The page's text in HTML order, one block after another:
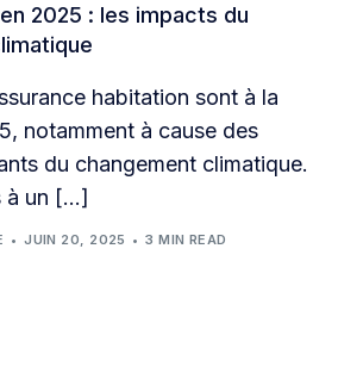
2025 : les impacts du
habitation sont à la
notamment à cause des
du changement climatique.
à un […]
JUIN 20, 2025 3 MIN READ